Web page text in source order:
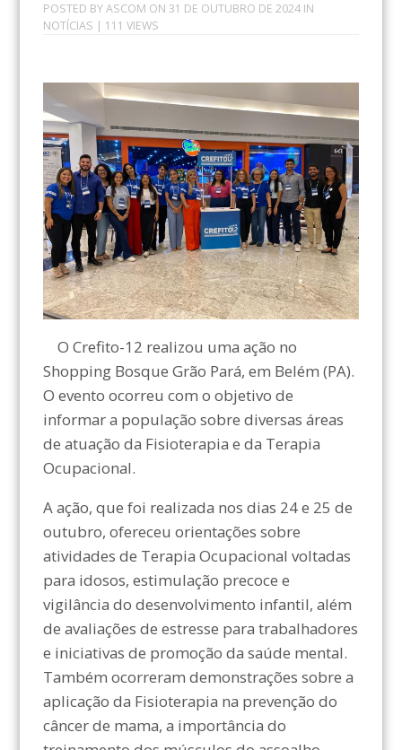
POSTED BYASCOM ON 31 DE OUTUBRO DE 2024IN
NOTÍCIAS | 111 VIEWS
O Crefito-12 realizou uma ação no
Shopping Bosque Grão Pará, em Belém (PA).
O evento ocorreu com o objetivo de
informar a população sobre diversas áreas
de atuação da Fisioterapia e da Terapia
Ocupacional.
A ação, que foi realizada nos dias 24 e 25 de
outubro, ofereceu orientações sobre
atividades de Terapia Ocupacional voltadas
para idosos, estimulação precoce e
vigilância do desenvolvimento infantil, além
de avaliações de estresse para trabalhadores
e iniciativas de promoção da saúde mental.
Também ocorreram demonstrações sobre a
aplicação da Fisioterapia na prevenção do
câncer de mama, a importância do